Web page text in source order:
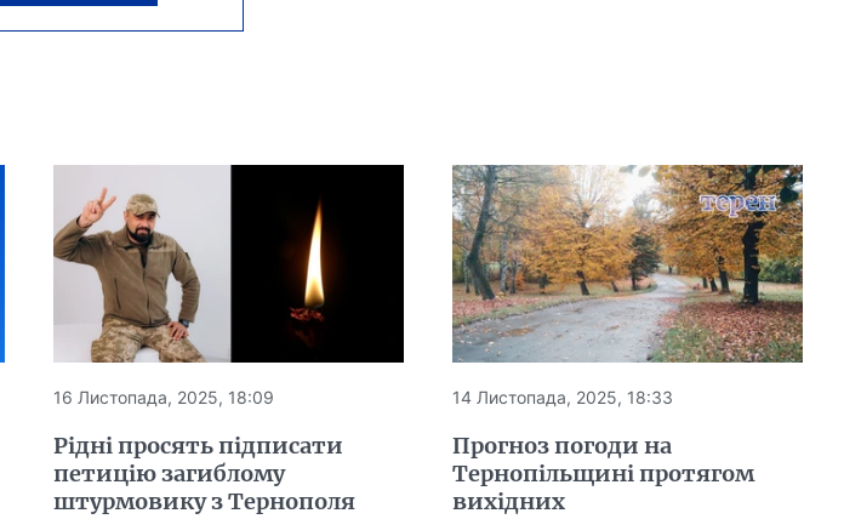
16 Листопада, 2025, 18:09
Рідні просять підписати
петицію загиблому
штурмовику з Тернополя
14 Листопада, 2025, 18:33
Прогноз погоди на
Тернопільщині протягом
вихідних